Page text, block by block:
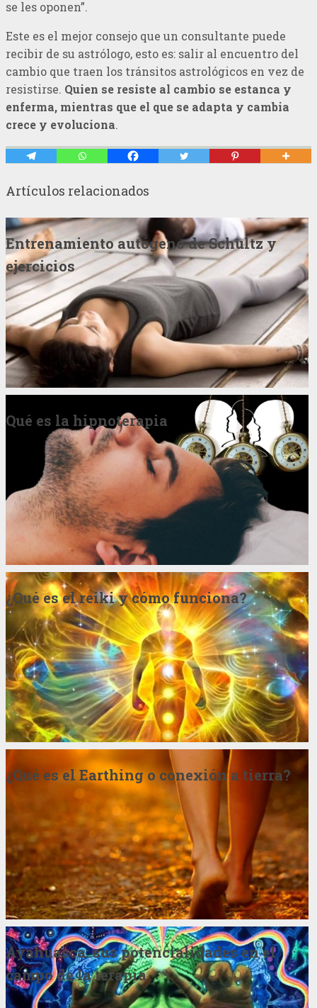
se les oponen”.
Este es el mejor consejo que un consultante puede
recibir de su astrólogo, esto es: salir al encuentro del
cambio que traen los tránsitos astrológicos en vez de
resistirse. Quien se resiste al cambio se estanca y
enferma, mientras que el que se adapta y cambia
crece y evoluciona.
Artículos relacionados
Entrenamiento autógeno de Schultz y
ejercicios
Qué es la hipnoterapia
¿Qué es el reiki y cómo funciona?
¿Qué es el Earthing o conexión a tierra?
Ayahuasca: sus potencialidades en el
campo de la terapia